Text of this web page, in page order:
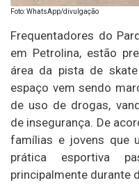
Foto: WhatsApp/divulgação
Frequentadores do
em Petrolina,estão
área da pista de
espaço vem sendo
de uso de drogas,
de insegurança. De
famílias e jovens que
prática esportiva
principalmente durante